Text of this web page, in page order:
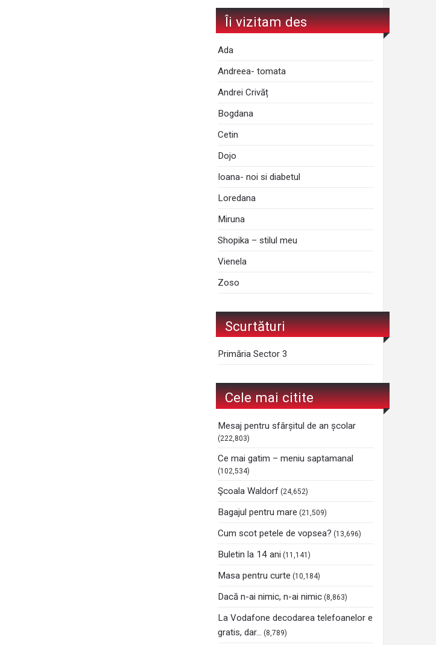
Îi vizitam des
Ada
Andreea- tomata
Andrei Crivăț
Bogdana
Cetin
Dojo
Ioana- noi si diabetul
Loredana
Miruna
Shopika – stilul meu
Vienela
Zoso
Scurtături
Primăria Sector 3
Cele mai citite
Mesaj pentru sfârșitul de an școlar
(222,803)
Ce mai gatim – meniu saptamanal
(102,534)
Şcoala Waldorf (24,652)
Bagajul pentru mare (21,509)
Cum scot petele de vopsea? (13,696)
Buletin la 14 ani (11,141)
Masa pentru curte (10,184)
Dacă n-ai nimic, n-ai nimic (8,863)
La Vodafone decodarea telefoanelor e
gratis, dar… (8,789)